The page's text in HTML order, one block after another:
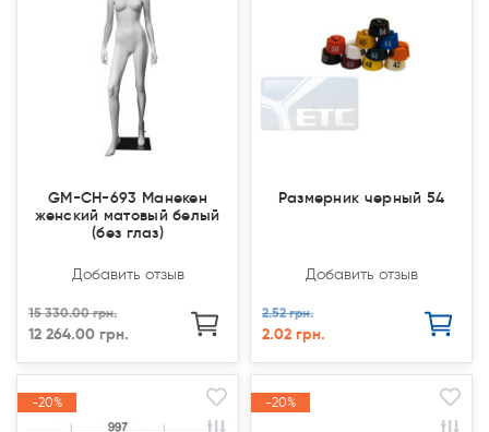
GM-CH-693 Манекен
женский матовый белый
(без глаз)
Добавить отзыв
15 330.00 грн.
12 264.00 грн.
Размерник черный 54
Добавить отзыв
2.52 грн.
2.02 грн.
-20%
-20% -20%
-20%